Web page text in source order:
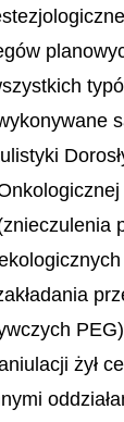
żył